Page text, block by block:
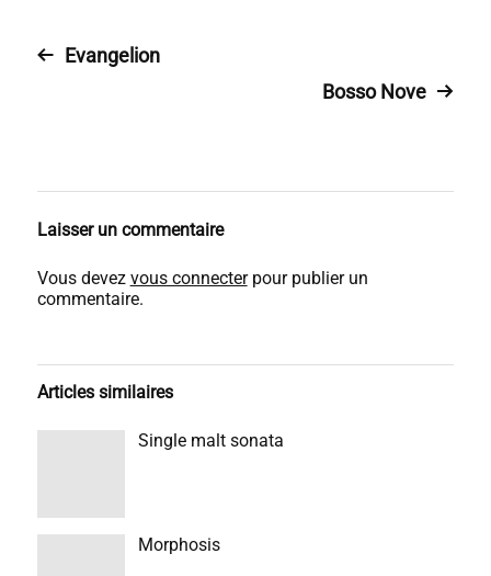
Evangelion
Bosso Nove
Laisser un commentaire
Vous devez vous connecterpour publier un
commentaire.
Articles similaires
Single malt sonata
Morphosis